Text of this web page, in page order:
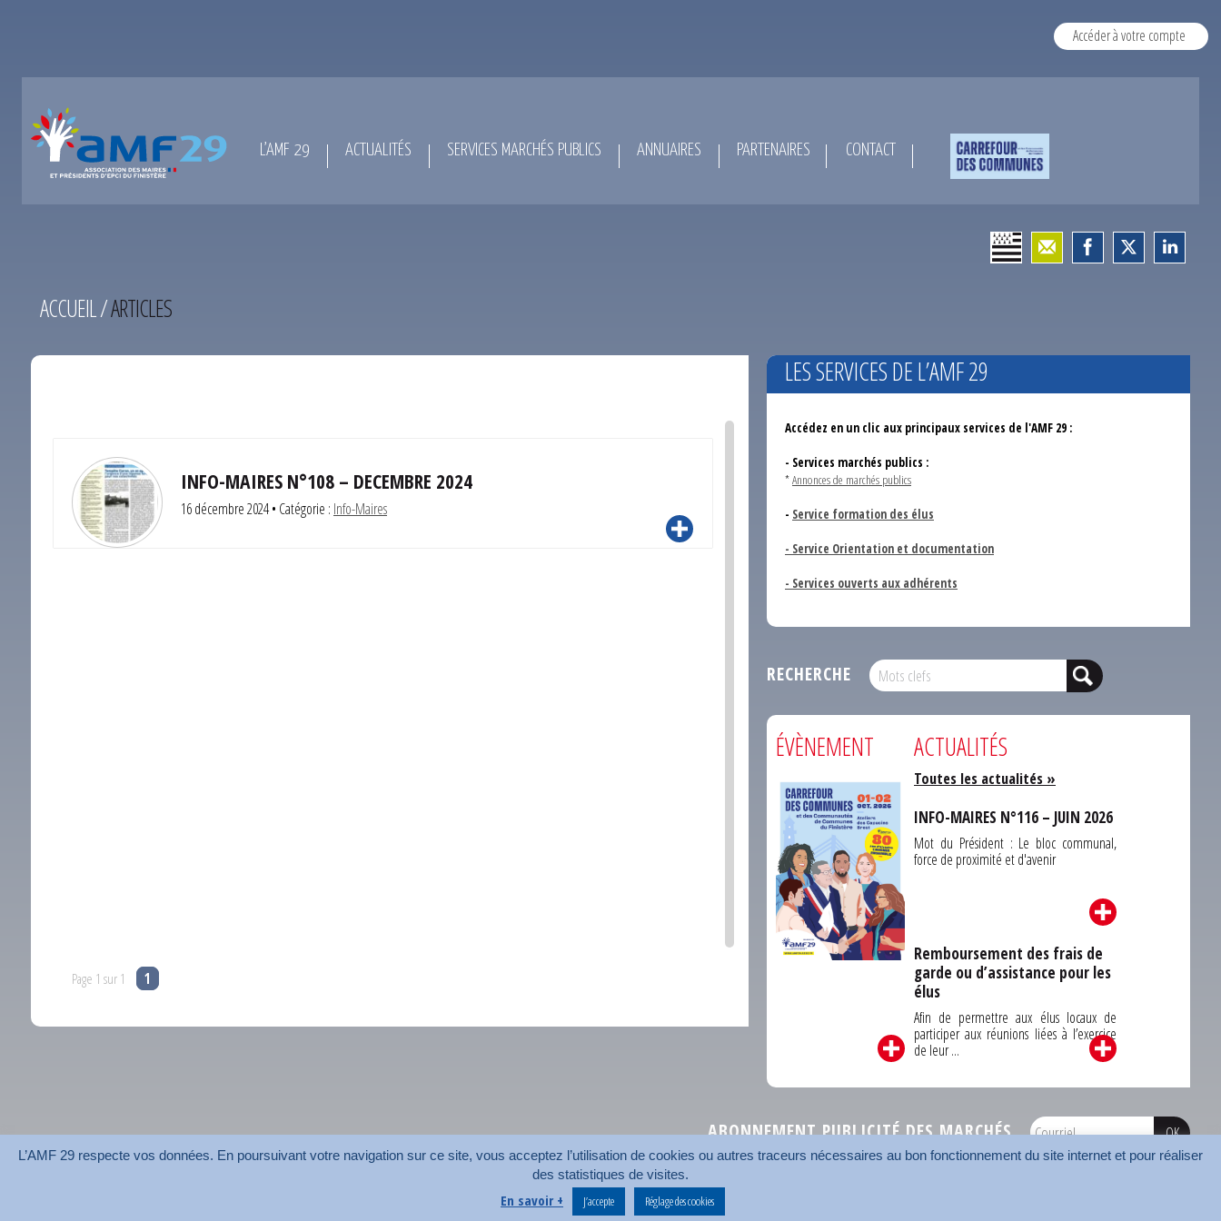
Accéder à votre compte
L’AMF 29 ACTUALITÉS SERVICES MARCHÉS PUBLICS ANNUAIRES PARTENAIRES CONTACT
ACCUEIL/ARTICLES
INFO-MAIRES N°108 – DECEMBRE 2024
16 décembre 2024• Catégorie : Info-Maires
Page 1 sur 1 1
LES SERVICES DE L’AMF 29
Accédez en un clic aux principaux services de l'AMF 29 :
- Services marchés publics :
*Annonces de marchés publics
- Service formation des élus
- Service Orientation et documentation
- Services ouverts aux adhérents
RECHERCHE
ÉVÈNEMENT ACTUALITÉS
Toutes les actualités »
INFO-MAIRES N°116 – JUIN 2026
Mot du Président : Le bloc communal,
force de proximité et d'avenir
Remboursement des frais de
garde ou d’assistance pour les
élus
Afin de permettre aux élus locaux de
participer aux réunions liées à l’exercice
de leur ...
ABONNEMENT PUBLICITÉ DES MARCHÉS
Plan du site
L’AMF 29 respecte vos données. En poursuivant votre navigation sur ce site, vous acceptez l’utilisation de cookies ou autres traceurs nécessaires au bon fonctionnement du site internet et pour réaliser
des statistiques de visites.
En savoir + J’accepte Réglage des cookies